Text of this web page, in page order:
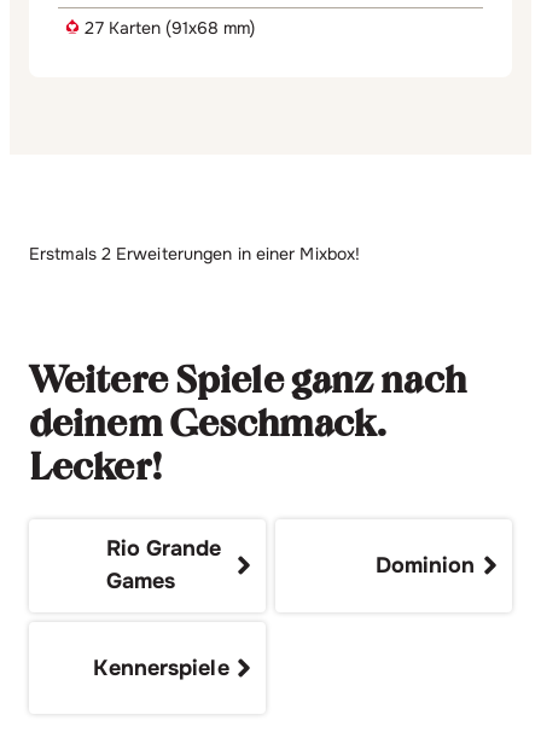
27 Karten (91x68 mm)
Erstmals 2 Erweiterungen in einer Mixbox!
Weitere Spiele ganz nach
deinem Geschmack.
Lecker!
Rio Grande
Games
Dominion
Kennerspiele